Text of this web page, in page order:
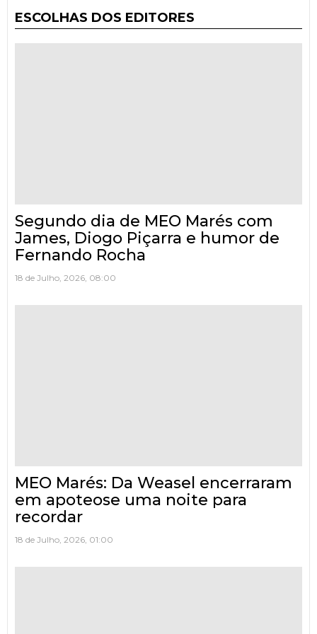
ESCOLHAS DOS EDITORES
Segundo dia de MEO Marés com
James, Diogo Piçarra e humor de
Fernando Rocha
18 de Julho, 2026, 08:00
MEO Marés: Da Weasel encerraram
em apoteose uma noite para
recordar
18 de Julho, 2026, 01:00